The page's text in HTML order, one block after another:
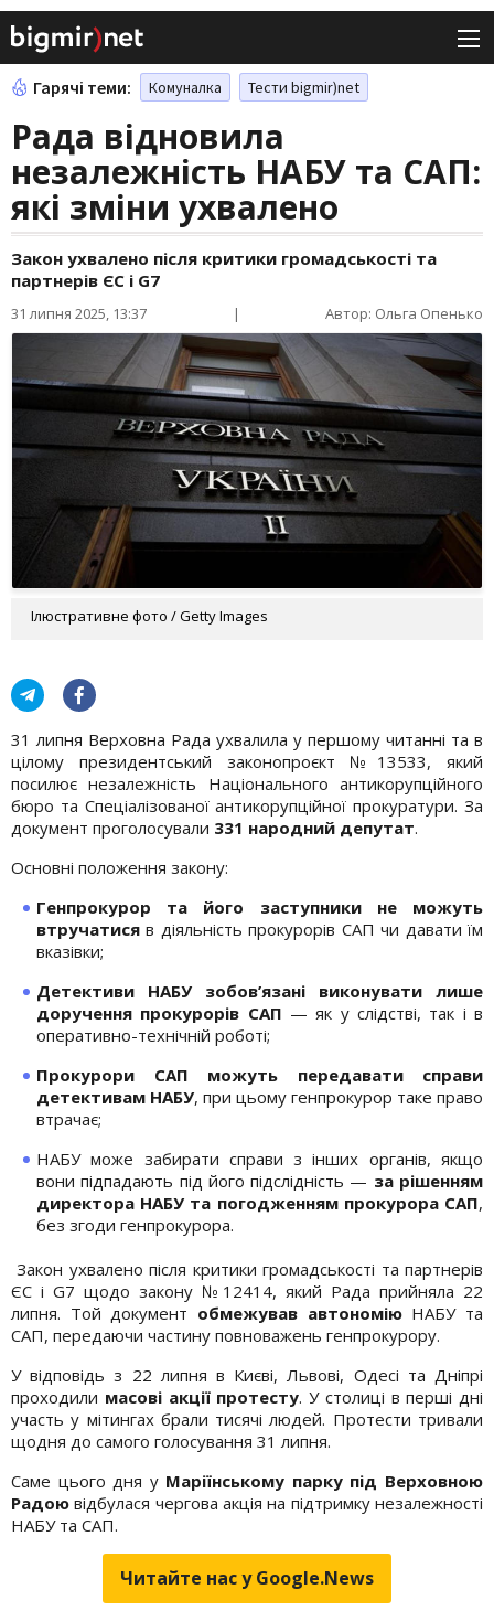
Гарячі теми: Комуналка Тести bigmir)net
Рада відновила
незалежність НАБУ та САП:
які зміни ухвалено
Закон ухвалено після критики громадськості та
партнерів ЄС і G7
31 липня 2025, 13:37 | Автор: Ольга Опенько
Ілюстративне фото / Getty Images
31 липня Верховна Рада ухвалила у першому читанні та в
цілому президентський законопроєкт №13533, який
посилює незалежність Національного антикорупційного
бюро та Спеціалізованої антикорупційної прокуратури. За
документ проголосували 331 народний депутат.
Основні положення закону:
Генпрокурор та його заступники не можуть
втручатися в діяльність прокурорів САП чи давати їм
вказівки;
Детективи НАБУ зобов’язані виконувати лише
доручення прокурорів САП — як у слідстві, так і в
оперативно-технічній роботі;
Прокурори САП можуть передавати справи
детективам НАБУ, при цьому генпрокурор таке право
втрачає;
НАБУ може забирати справи з інших органів, якщо
вони підпадають під його підслідність — за рішенням
директора НАБУ та погодженням прокурора САП,
без згоди генпрокурора.
Закон ухвалено після критики громадськості та партнерів
ЄС і G7 щодо закону №12414, який Рада прийняла 22
липня. Той документ обмежував автономіюНАБУ та
САП, передаючи частину повноважень генпрокурору.
У відповідь з 22 липня в Києві, Львові, Одесі та Дніпрі
проходили масові акції протесту. У столиці в перші дні
участь у мітингах брали тисячі людей. Протести тривали
щодня до самого голосування 31 липня.
Саме цього дня у Маріїнському парку під Верховною
Радою відбулася чергова акція на підтримку незалежності
НАБУ та САП.
Читайте нас у Google.News